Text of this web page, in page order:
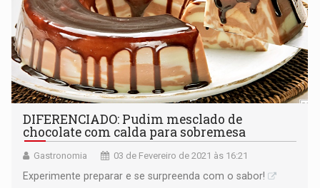
DIFERENCIADO: Pudim mesclado de
chocolate com calda para sobremesa
Gastronomia 03 de Fevereiro de 2021 às 16:21
Experimente preparar e se surpreenda com o sabor!